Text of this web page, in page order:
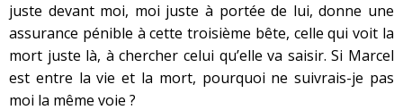
juste devant moi, moi juste à portée de lui, donne une
assurance pénible à cette troisième bête, celle qui voit la
mort juste là, à chercher celui qu’elle va saisir. Si Marcel
est entre la vie et la mort, pourquoi ne suivrais-je pas
moi la même voie ?